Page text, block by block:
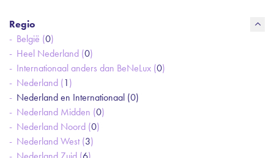
Regio
België (0)
Heel Nederland (0)
Internationaal anders dan BeNeLux (0)
Nederland (1)
Nederland en Internationaal (0)
Nederland Midden (0)
Nederland Noord (0)
Nederland West (3)